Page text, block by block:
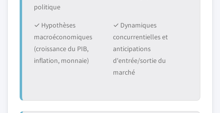
politique
✓ Hypothèses
macroéconomiques
(croissance du PIB,
inflation, monnaie)
✓ Dynamiques
concurrentielles et
anticipations
d'entrée/sortie du
marché